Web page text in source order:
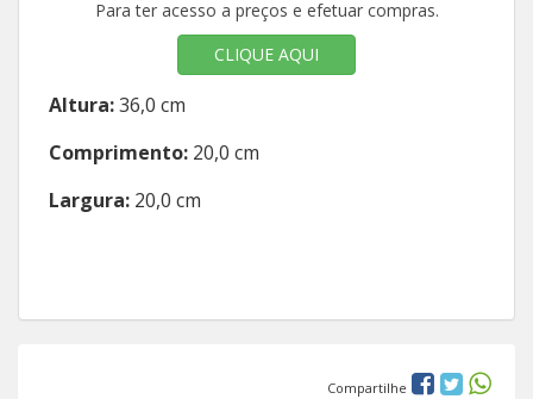
Para ter acesso a preços e efetuar compras.
CLIQUE AQUI
Altura:36,0 cm
Comprimento: 20,0 cm
Largura: 20,0 cm
Compartilhe